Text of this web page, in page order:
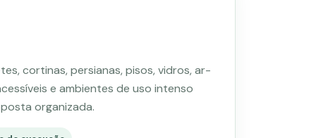
cortinas, persianas, pisos, vidros, ar-
e ambientes de uso intenso
organizada.